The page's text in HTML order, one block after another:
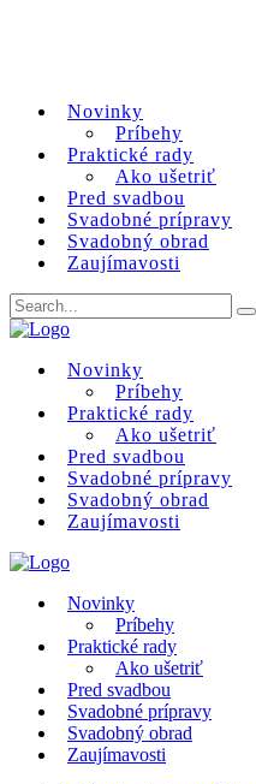
Novinky
Príbehy
Praktické rady
Ako ušetriť
Pred svadbou
Svadobné prípravy
Svadobný obrad
Zaujímavosti
Novinky
Príbehy
Praktické rady
Ako ušetriť
Pred svadbou
Svadobné prípravy
Svadobný obrad
Zaujímavosti
Novinky
Príbehy
Praktické rady
Ako ušetriť
Pred svadbou
Svadobné prípravy
Svadobný obrad
Zaujímavosti